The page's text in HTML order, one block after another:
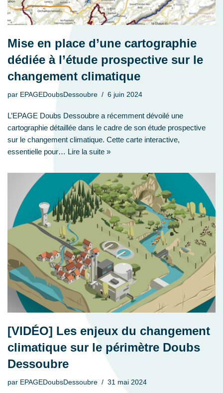
Mise en place d’une cartographie
dédiée à l’étude prospective sur le
changement climatique
par EPAGEDoubsDessoubre 6 juin 2024
L’EPAGE Doubs Dessoubre a récemment dévoilé une
cartographie détaillée dans le cadre de son étude prospective
sur le changement climatique. Cette carte interactive,
essentielle pour… Lire la suite »
[VIDÉO] Les enjeux du changement
climatique sur le périmètre Doubs
Dessoubre
par EPAGEDoubsDessoubre 31 mai 2024